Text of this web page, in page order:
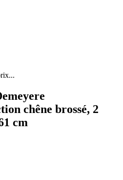
chêne brossé, 2
cm